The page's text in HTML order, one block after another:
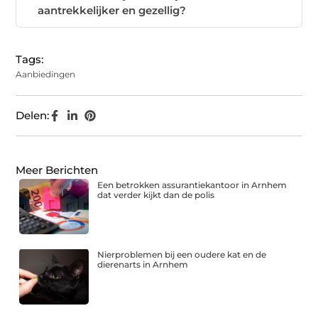
aantrekkelijker en gezellig?
Tags:
Aanbiedingen
Delen:
Meer Berichten
Een betrokken assurantiekantoor in Arnhem
dat verder kijkt dan de polis
Nierproblemen bij een oudere kat en de
dierenarts in Arnhem